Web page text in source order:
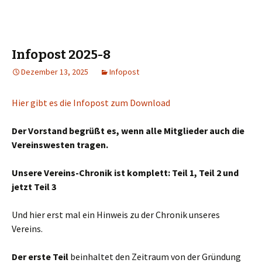
Infopost 2025-8
Dezember 13, 2025 Infopost
Hier gibt es die Infopost zum Download
Der Vorstand begrüßt es, wenn alle Mitglieder auch die
Vereinswesten tragen.
Unsere Vereins-Chronik ist komplett: Teil 1, Teil 2 und
jetzt Teil 3
Und hier erst mal ein Hinweis zu der Chronik unseres
Vereins.
Der erste Teil beinhaltet den Zeitraum von der Gründung